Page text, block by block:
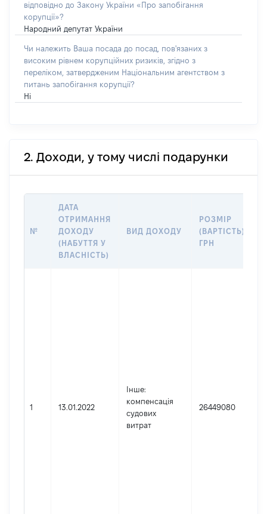
відповідно до Закону України «Про запобігання
корупції»?
Народний депутат України
Чи належить Ваша посада до посад, пов'язаних з
високим рівнем корупційних ризиків, згідно з
переліком, затвердженим Національним агентством з
питань запобігання корупції?
Ні
2. Доходи, у тому числі подарунки
№
ДАТА
ОТРИМАННЯ
ДОХОДУ
(НАБУТТЯ У
ВЛАСНІСТЬ)
ВИД ДОХОДУ
РОЗМІР
(ВАРТІСТЬ),
ГРН
1 13.01.2022
Інше:
компенсація
судових
витрат
26449080